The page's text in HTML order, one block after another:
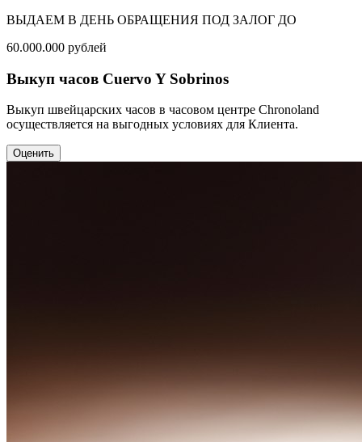
ВЫДАЕМ В ДЕНЬ ОБРАЩЕНИЯ ПОД ЗАЛОГ ДО
60.000.000 рублей
Выкуп часов Cuervo Y Sobrinos
Выкуп швейцарских часов в часовом центре Chronoland
осуществляется на выгодных условиях для Клиента.
Оценить